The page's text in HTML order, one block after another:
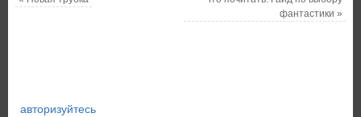
фантастики»
авторизуйтесь